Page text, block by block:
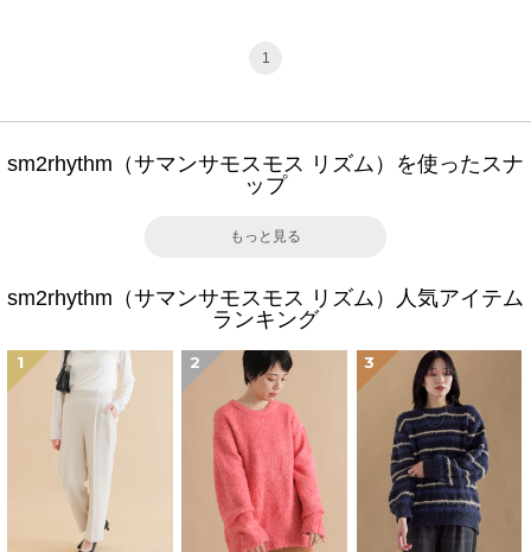
1
sm2rhythm（サマンサモスモス リズム）を使ったスナ
ップ
もっと見る
sm2rhythm（サマンサモスモス リズム）人気アイテム
ランキング
1 2 3